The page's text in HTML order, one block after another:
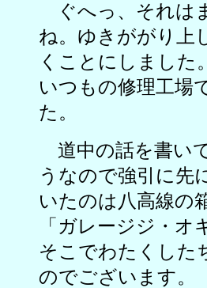
ぐへっ、それは
ね。ゆきががり上
くことにしました
いつもの修理工場
た。
道中の話を書い
うなので強引に先
いたのは八高線の
「ガレージジ・
そこでわたくした
のでございます。